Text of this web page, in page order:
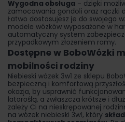
Wygodna obsługa – dzięki
zamocowania gondoli oraz rączki
Łatwo dostosujesz je do swojego
modele wózków wyposażone w
automatyczny system
przypadkowym złożeniem ramy.
Dostępne w BoboWózki
mobilności rodziny
Niebieski wózek 3w1 ze sklepu
bezpieczną i komfortową
okazja, by usprawnić
latoroślą, a zwłaszcza krótsze i
zależy Ci na nieskrępowanej
na wózek niebieski 3w1, który